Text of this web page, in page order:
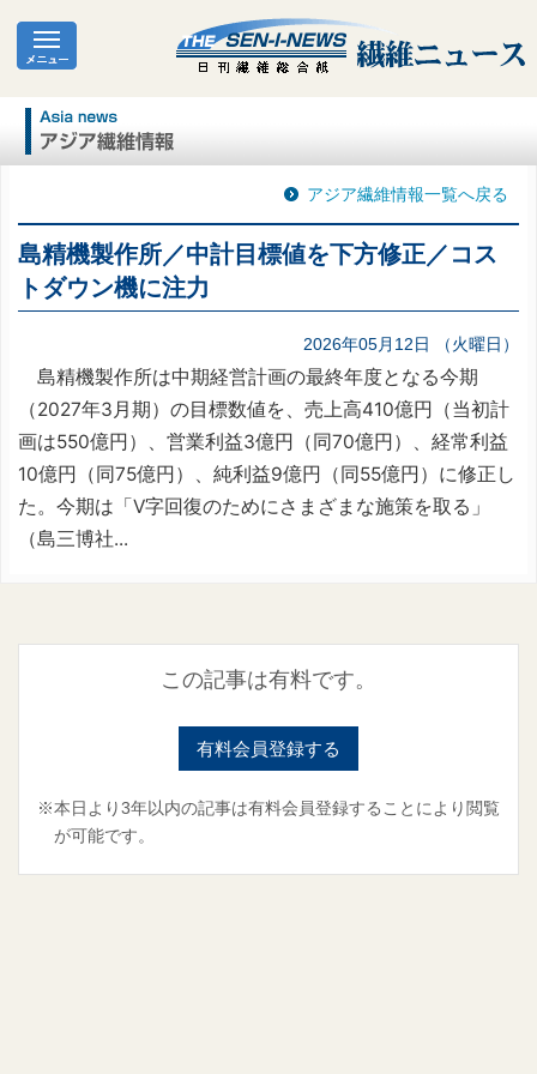
アジア繊維情報一覧へ戻る
島精機製作所／中計目標値を下方修正／コス
トダウン機に注力
2026年05月12日 （火曜日）
島精機製作所は中期経営計画の最終年度となる今期
（2027年3月期）の目標数値を、売上高410億円（当初計
画は550億円）、営業利益3億円（同70億円）、経常利益
10億円（同75億円）、純利益9億円（同55億円）に修正し
た。今期は「Ⅴ字回復のためにさまざまな施策を取る」
（島三博社...
この記事は有料です。
有料会員登録する
※本日より3年以内の記事は有料会員登録することにより閲覧
が可能です。